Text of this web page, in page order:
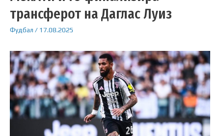
трансферот на Даглас Луиз
Фудбал / 17.08.2025